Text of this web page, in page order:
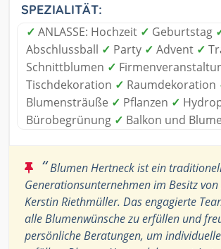
SPEZIALITÄT:
✓ ANLASSE: Hochzeit ✓ Geburtstag
Abschlussball ✓ Party ✓ Advent ✓
Schnittblumen ✓
Tischdekoration ✓ Raumdekoration
Blumensträuße ✓ Pflanzen ✓
Bürobegrünung ✓ Balkon und
“Blumen Hertneck ist ein
Generationsunternehmen im Besitz
Kerstin Riethmüller. Das engagierte
alle Blumenwünsche zu erfüllen und
persönliche Beratungen, um